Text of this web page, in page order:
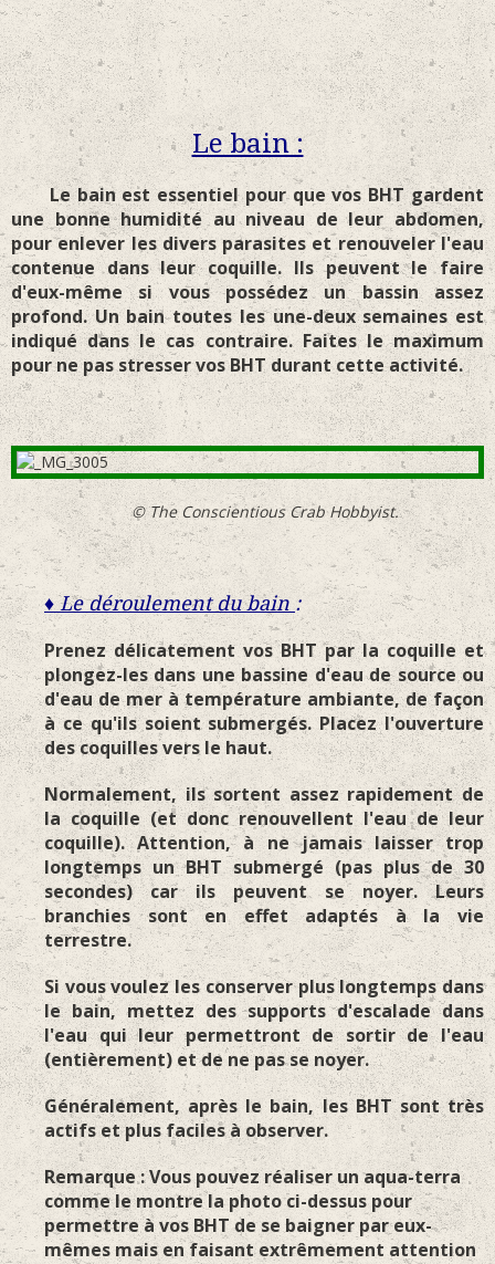
Le bain :
Le bain est essentiel pour que vos BHT gardent
une bonne humidité au niveau de leur abdomen,
pour enlever les divers parasites et renouveler l'eau
contenue dans leur coquille. Ils peuvent le faire
d'eux-même si vous possédez un bassin assez
profond. Un bain toutes les une-deux semaines est
indiqué dans le cas contraire. Faites le maximum
pour ne pas stresser vos BHT durant cette activité.
© The Conscientious Crab Hobbyist.
♦ Le déroulement du bain :
Prenez délicatement vos BHT par la coquille et
plongez-les dans une bassine d'eau de source ou
d'eau de mer à température ambiante, de façon
à ce qu'ils soient submergés. Placez l'ouverture
des coquilles vers le haut.
Normalement, ils sortent assez rapidement de
la coquille (et donc renouvellent l'eau de leur
coquille). Attention, à ne jamais laisser trop
longtemps un BHT submergé (pas plus de 30
secondes) car ils peuvent se noyer. Leurs
branchies sont en effet adaptés à la vie
terrestre.
Si vous voulez les conserver plus longtemps dans
le bain, mettez des supports d'escalade dans
l'eau qui leur permettront de sortir de l'eau
(entièrement) et de ne pas se noyer.
Généralement, après le bain, les BHT sont très
actifs et plus faciles à observer.
Remarque : Vous pouvez réaliser un aqua-terra
comme le montre la photo ci-dessus pour
permettre à vos BHT de se baigner par eux-
mêmes mais en faisant extrêmement attention